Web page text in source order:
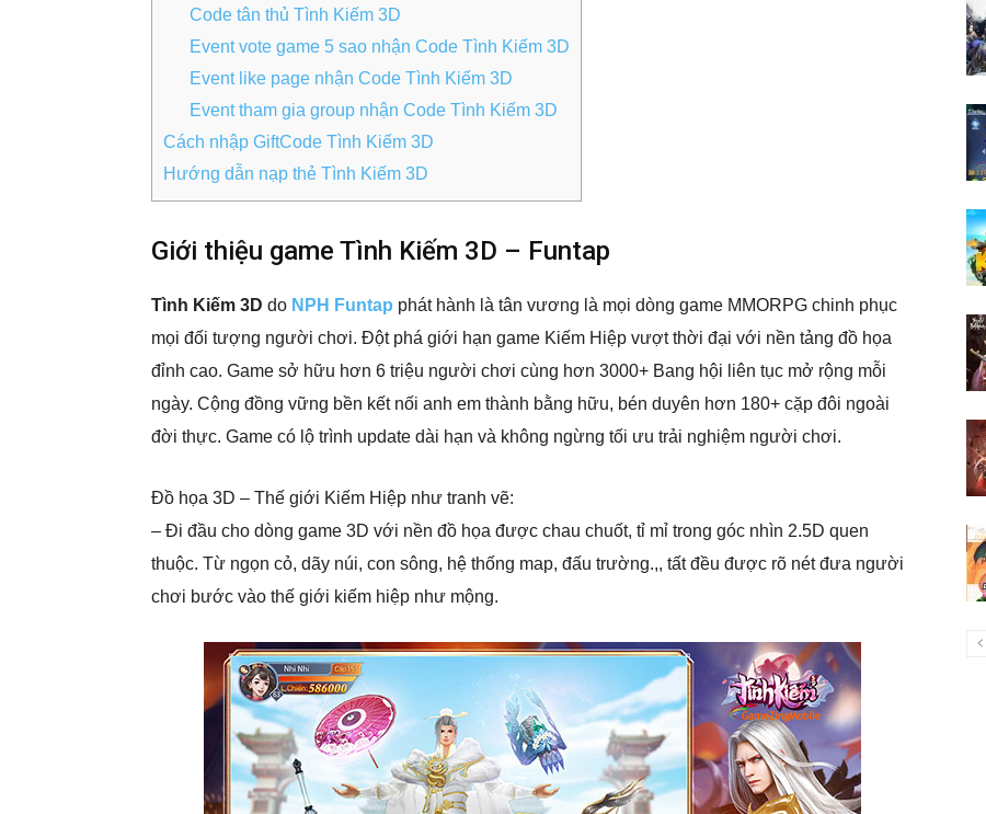
Code tân thủ Tình Kiếm 3D
Event vote game 5 sao nhận Code Tình Kiếm 3D
Event like page nhận Code Tình Kiếm 3D
Event tham gia group nhận Code Tình Kiếm 3D
Cách nhập GiftCode Tình Kiếm 3D
Hướng dẫn nạp thẻ Tình Kiếm 3D
Giới thiệu game Tình Kiếm 3D – Funtap
Tình Kiếm 3D do NPH Funtap phát hành là tân vương là mọi dòng game MMORPG chinh phục
mọi đối tượng người chơi. Đột phá giới hạn game Kiếm Hiệp vượt thời đại với nền tảng đồ họa
đỉnh cao. Game sở hữu hơn 6 triệu người chơi cùng hơn 3000+ Bang hội liên tục mở rộng mỗi
ngày. Cộng đồng vững bền kết nối anh em thành bằng hữu, bén duyên hơn 180+ cặp đôi ngoài
đời thực. Game có lộ trình update dài hạn và không ngừng tối ưu trải nghiệm người chơi.
Đồ họa 3D – Thế giới Kiếm Hiệp như tranh vẽ:
– Đi đầu cho dòng game 3D với nền đồ họa được chau chuốt, tỉ mỉ trong góc nhìn 2.5D quen
thuộc. Từ ngọn cỏ, dãy núi, con sông, hệ thống map, đấu trường.,, tất đều được rõ nét đưa người
chơi bước vào thế giới kiếm hiệp như mộng.